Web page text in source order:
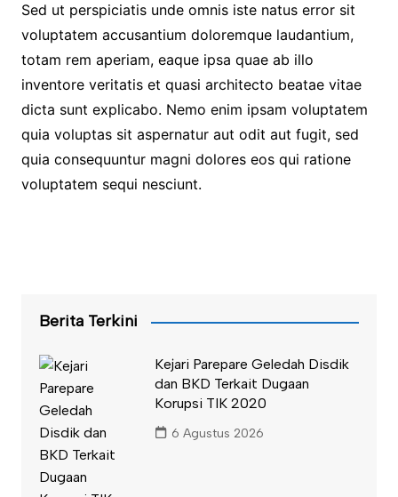
Sed ut perspiciatis unde omnis iste natus error sit
voluptatem accusantium doloremque laudantium,
totam rem aperiam, eaque ipsa quae ab illo
inventore veritatis et quasi architecto beatae vitae
dicta sunt explicabo. Nemo enim ipsam voluptatem
quia voluptas sit aspernatur aut odit aut fugit, sed
quia consequuntur magni dolores eos qui ratione
voluptatem sequi nesciunt.
Berita Terkini
Kejari Parepare Geledah Disdik
dan BKD Terkait Dugaan
Korupsi TIK 2020
6 Agustus 2026